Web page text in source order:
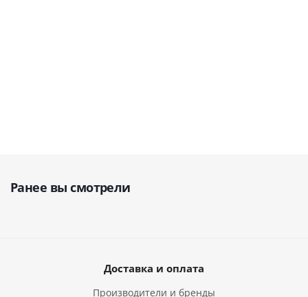
Ранее вы смотрели
Доставка и оплата
Производители и бренды